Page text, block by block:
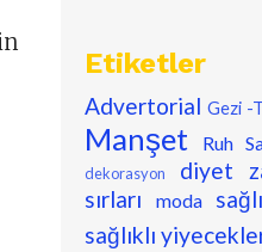
Etiketler
Advertorial Gezi -
Manşet Ruh
dekorasyon diyet
sırları
moda
sağlıklı